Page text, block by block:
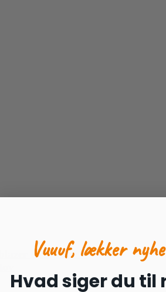
Rebgrime +
Vuuuf, lækker
Hvad siger du til